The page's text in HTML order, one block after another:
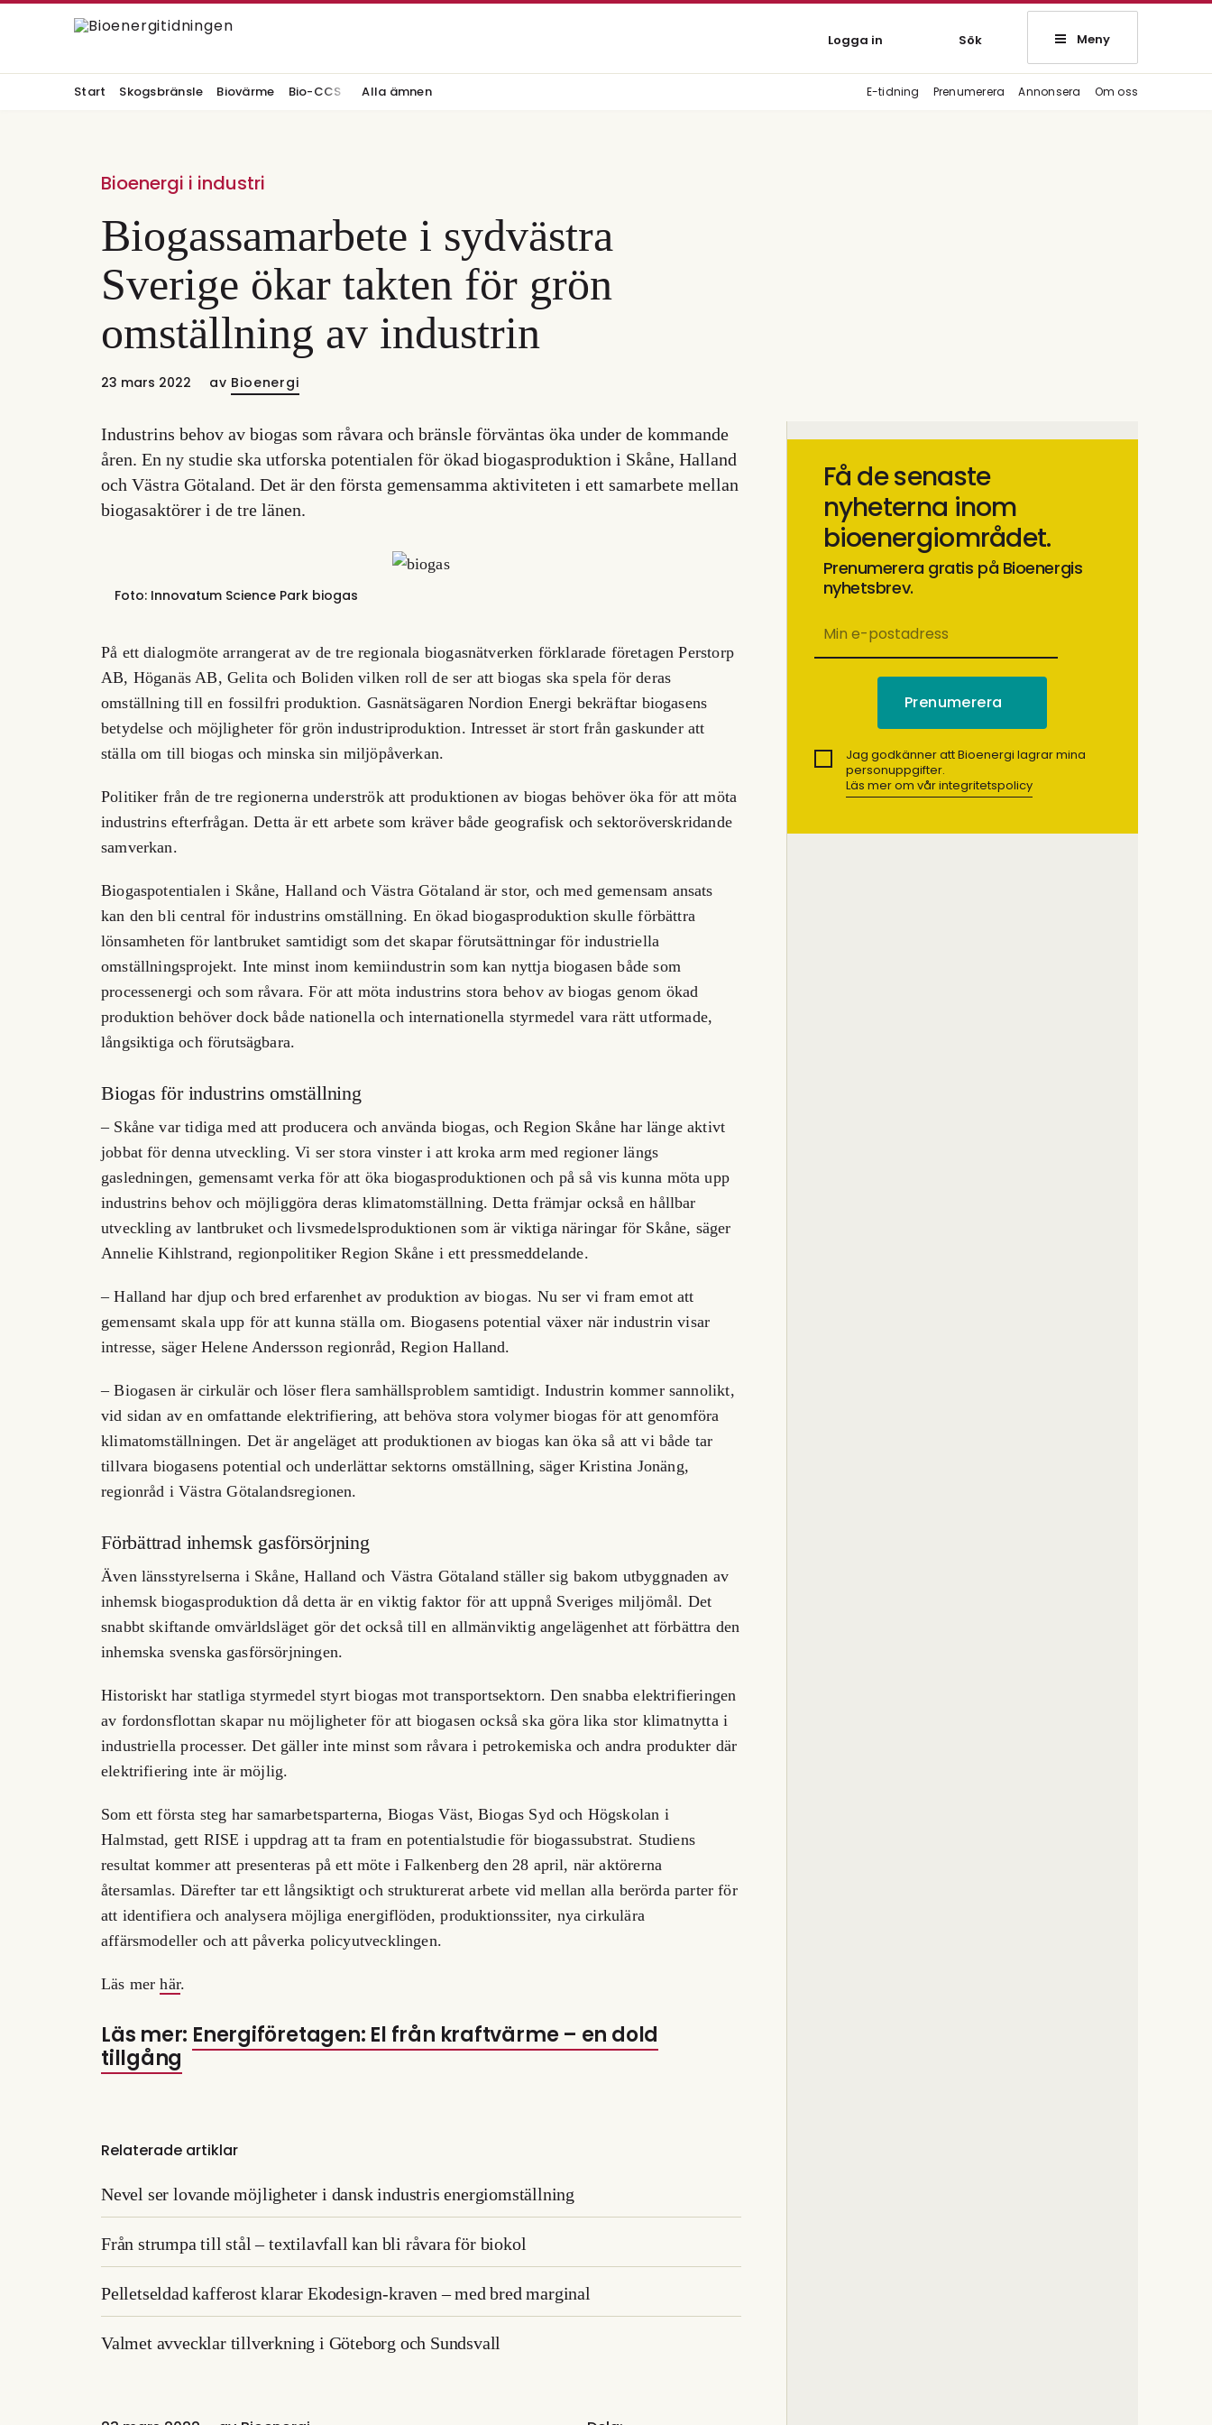
Logga in Sök Meny
Start Skogsbränsle Biovärme Bio-CCS Alla ämnen E-tidning Prenumerera Annonsera Om oss
Bioenergi i industri
Biogassamarbete i sydvästra
Sverige ökar takten för grön
omställning av industrin
23 mars 2022 av Bioenergi
Industrins behov av biogas som råvara och bränsle förväntas öka under de kommande
åren. En ny studie ska utforska potentialen för ökad biogasproduktion i Skåne, Halland
och Västra Götaland. Det är den första gemensamma aktiviteten i ett samarbete mellan
biogasaktörer i de tre länen.
Foto: Innovatum Science Park biogas
På ett dialogmöte arrangerat av de tre regionala biogasnätverken förklarade företagen Perstorp
AB, Höganäs AB, Gelita och Boliden vilken roll de ser att biogas ska spela för deras
omställning till en fossilfri produktion. Gasnätsägaren Nordion Energi bekräftar biogasens
betydelse och möjligheter för grön industriproduktion. Intresset är stort från gaskunder att
ställa om till biogas och minska sin miljöpåverkan.
Politiker från de tre regionerna underströk att produktionen av biogas behöver öka för att möta
industrins efterfrågan. Detta är ett arbete som kräver både geografisk och sektoröverskridande
samverkan.
Biogaspotentialen i Skåne, Halland och Västra Götaland är stor, och med gemensam ansats
kan den bli central för industrins omställning. En ökad biogasproduktion skulle förbättra
lönsamheten för lantbruket samtidigt som det skapar förutsättningar för industriella
omställningsprojekt. Inte minst inom kemiindustrin som kan nyttja biogasen både som
processenergi och som råvara. För att möta industrins stora behov av biogas genom ökad
produktion behöver dock både nationella och internationella styrmedel vara rätt utformade,
långsiktiga och förutsägbara.
Biogas för industrins omställning
– Skåne var tidiga med att producera och använda biogas, och Region Skåne har länge aktivt
jobbat för denna utveckling. Vi ser stora vinster i att kroka arm med regioner längs
gasledningen, gemensamt verka för att öka biogasproduktionen och på så vis kunna möta upp
industrins behov och möjliggöra deras klimatomställning. Detta främjar också en hållbar
utveckling av lantbruket och livsmedelsproduktionen som är viktiga näringar för Skåne, säger
Annelie Kihlstrand, regionpolitiker Region Skåne i ett pressmeddelande.
– Halland har djup och bred erfarenhet av produktion av biogas. Nu ser vi fram emot att
gemensamt skala upp för att kunna ställa om. Biogasens potential växer när industrin visar
intresse, säger Helene Andersson regionråd, Region Halland.
– Biogasen är cirkulär och löser flera samhällsproblem samtidigt. Industrin kommer sannolikt,
vid sidan av en omfattande elektrifiering, att behöva stora volymer biogas för att genomföra
klimatomställningen. Det är angeläget att produktionen av biogas kan öka så att vi både tar
tillvara biogasens potential och underlättar sektorns omställning, säger Kristina Jonäng,
regionråd i Västra Götalandsregionen.
Förbättrad inhemsk gasförsörjning
Även länsstyrelserna i Skåne, Halland och Västra Götaland ställer sig bakom utbyggnaden av
inhemsk biogasproduktion då detta är en viktig faktor för att uppnå Sveriges miljömål. Det
snabbt skiftande omvärldsläget gör det också till en allmänviktig angelägenhet att förbättra den
inhemska svenska gasförsörjningen.
Historiskt har statliga styrmedel styrt biogas mot transportsektorn. Den snabba elektrifieringen
av fordonsflottan skapar nu möjligheter för att biogasen också ska göra lika stor klimatnytta i
industriella processer. Det gäller inte minst som råvara i petrokemiska och andra produkter där
elektrifiering inte är möjlig.
Som ett första steg har samarbetsparterna, Biogas Väst, Biogas Syd och Högskolan i
Halmstad, gett RISE i uppdrag att ta fram en potentialstudie för biogassubstrat. Studiens
resultat kommer att presenteras på ett möte i Falkenberg den 28 april, när aktörerna
återsamlas. Därefter tar ett långsiktigt och strukturerat arbete vid mellan alla berörda parter för
att identifiera och analysera möjliga energiflöden, produktionssiter, nya cirkulära
affärsmodeller och att påverka policyutvecklingen.
Läs merhär.
Läs mer: Energiföretagen: El från kraftvärme – en dold
tillgång
Relaterade artiklar
Nevel ser lovande möjligheter i dansk industris energiomställning
Från strumpa till stål – textilavfall kan bli råvara för biokol
Pelletseldad kafferost klarar Ekodesign-kraven – med bred marginal
Valmet avvecklar tillverkning i Göteborg och Sundsvall
Få de senaste
nyheterna inom
bioenergiområdet.
Prenumerera gratis på Bioenergis
nyhetsbrev.
Jag godkänner att Bioenergi lagrar mina
personuppgifter.
Läs mer om vår integritetspolicy